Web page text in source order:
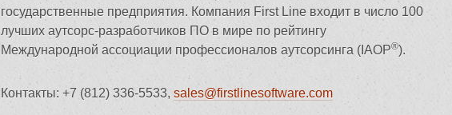
государственные предприятия. Компания First Line входит в число 100
лучших аутсорс-разработчиков ПО в мире по рейтингу
Международной ассоциации профессионалов аутсорсинга (IAOP®).
Контакты: +7 (812) 336-5533, sales@firstlinesoftware.com